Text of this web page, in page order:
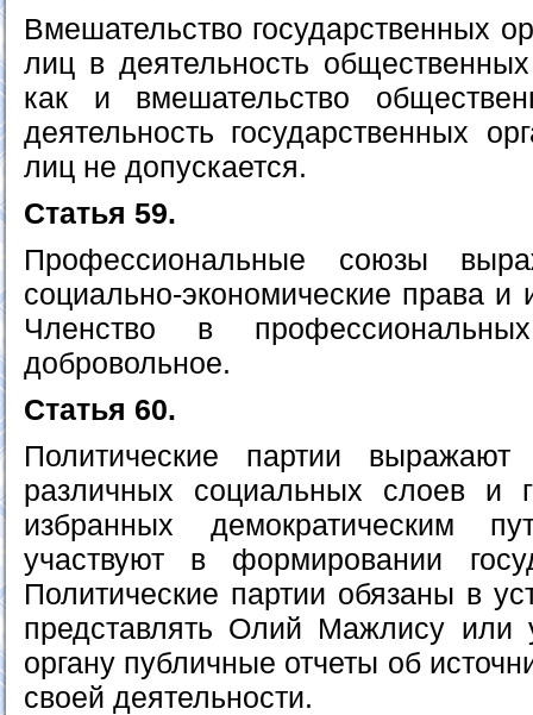
Вмешательство государственных
лиц в деятельность
как и вмешательство
деятельность государственных
лиц не допускается.
Статья 59.
Профессиональные союзы
социально-экономические права и
Членство в
добровольное.
Статья 60.
Политические партии
различных социальных слоев и
избранных демократическим
участвуют в формировании
Политические партии обязаны в
представлять Олий Мажлису или
органу публичные отчеты об
своей деятельности.